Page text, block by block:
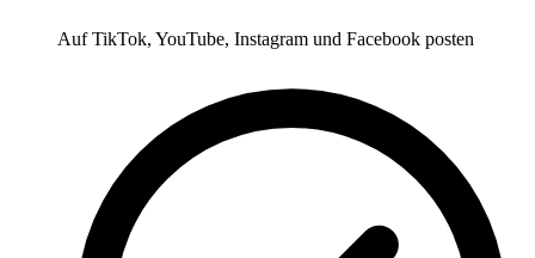
Auf TikTok, YouTube, Instagram und Facebook posten